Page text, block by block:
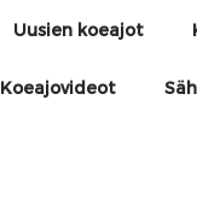
Uusien koeajot
Koeajovideot